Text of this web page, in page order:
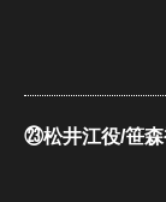
㉓松井江役/笹